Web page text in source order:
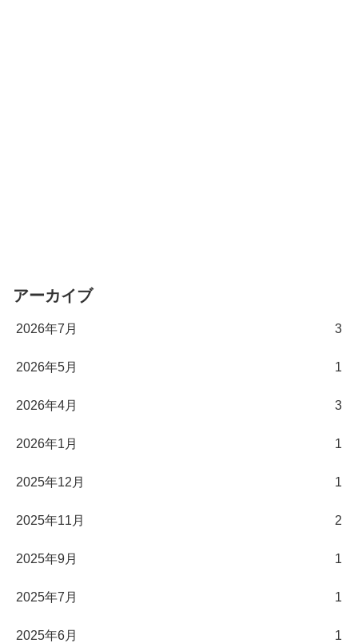
アーカイブ
2026年7月 3
2026年5月 1
2026年4月 3
2026年1月 1
2025年12月 1
2025年11月 2
2025年9月 1
2025年7月 1
2025年6月 1